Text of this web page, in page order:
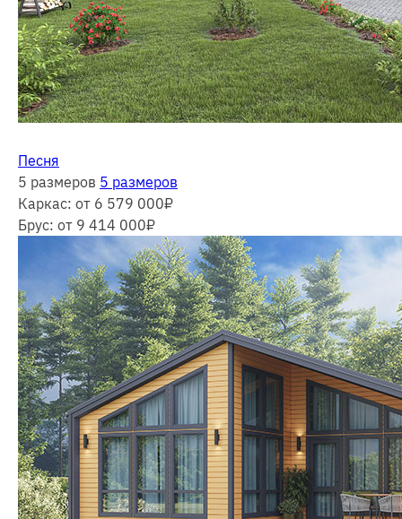
Песня
5 размеров 5 размеров
Каркас: от 6 579 000₽
Брус: от 9 414 000₽